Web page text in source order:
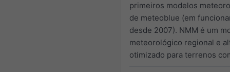
primeiros modelos
de meteoblue (em
desde 2007). NMM é um
meteorológico regional e
otimizado para terrenos